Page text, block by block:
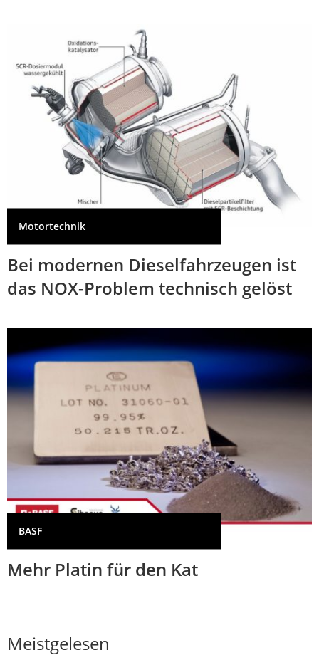
Motortechnik
Bei modernen Dieselfahrzeugen ist
das NOX-Problem technisch gelöst
BASF
Mehr Platin für den Kat
Meistgelesen